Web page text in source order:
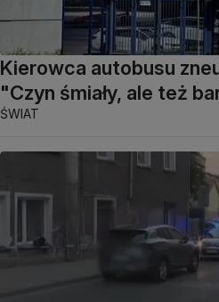
Kierowca autobusu
"Czyn śmiały, ale też
ŚWIAT